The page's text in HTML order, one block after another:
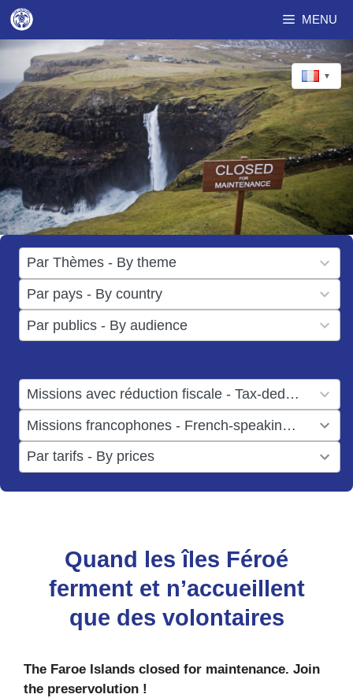
Aller
au
contenu
MENU
▼
Par Thèmes - By theme
17
results
available
Par pays - By country
50
results
available
Par publics - By audience
results
Missions avec réduction fiscale - Tax-deductible missions
result
available
Missions francophones - French-speaking missions
result
available
Par tarifs - By prices
results
available
Quand les îles Féroé
ferment et n’accueillent
que des volontaires
The Faroe Islands closed for maintenance. Join
the preservolution !